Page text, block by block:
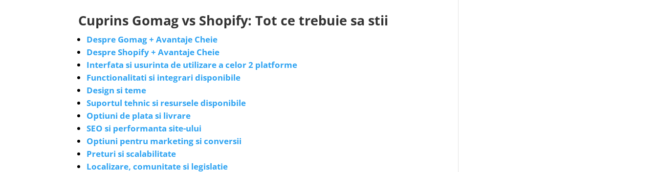
Cuprins Gomag vs Shopify: Tot ce trebuie sa stii
Despre Gomag + Avantaje Cheie
Despre Shopify + Avantaje Cheie
Interfata si usurinta de utilizare a celor 2 platforme
Functionalitati si integrari disponibile
Design si teme
Suportul tehnic si resursele disponibile
Optiuni de plata si livrare
SEO si performanta site-ului
Optiuni pentru marketing si conversii
Preturi si scalabilitate
Localizare, comunitate si legislatie